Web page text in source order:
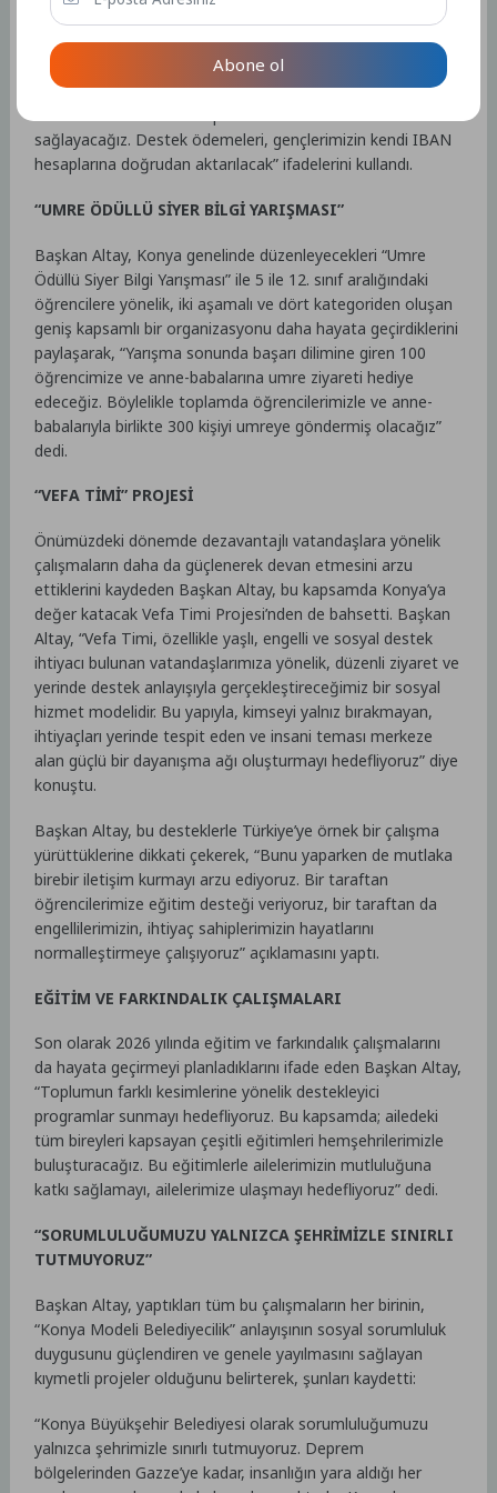
gençlerimizin bu mukaddes göreve gönül rahatlığıyla
gidebilmelerini sağlamanın sorumluluğuyla hareket
ediyoruz. Bu kapsamda, Konya il sınırları içerisinde ikamet
eden gençlerimize, zorunlu askerlik süreleri boyunca aylık
sağlayacağız. Destek ödemeleri, gençlerimizin kendi IBAN
hesaplarına doğrudan aktarılacak” ifadelerini kullandı.
“UMRE ÖDÜLLÜ SİYER BİLGİ YARIŞMASI”
Başkan Altay, Konya genelinde düzenleyecekleri “Umre
Ödüllü Siyer Bilgi Yarışması” ile 5 ile 12. sınıf aralığındaki
öğrencilere yönelik, iki aşamalı ve dört kategoriden oluşan
geniş kapsamlı bir organizasyonu daha hayata geçirdiklerini
paylaşarak, “Yarışma sonunda başarı dilimine giren 100
öğrencimize ve anne-babalarına umre ziyareti hediye
edeceğiz. Böylelikle toplamda öğrencilerimizle ve anne-
babalarıyla birlikte 300 kişiyi umreye göndermiş olacağız”
dedi.
“VEFA TİMİ” PROJESİ
Önümüzdeki dönemde dezavantajlı vatandaşlara yönelik
çalışmaların daha da güçlenerek devan etmesini arzu
ettiklerini kaydeden Başkan Altay, bu kapsamda Konya’ya
değer katacak Vefa Timi Projesi’nden de bahsetti. Başkan
Altay, “Vefa Timi, özellikle yaşlı, engelli ve sosyal destek
ihtiyacı bulunan vatandaşlarımıza yönelik, düzenli ziyaret ve
yerinde destek anlayışıyla gerçekleştireceğimiz bir sosyal
hizmet modelidir. Bu yapıyla, kimseyi yalnız bırakmayan,
ihtiyaçları yerinde tespit eden ve insani teması merkeze
alan güçlü bir dayanışma ağı oluşturmayı hedefliyoruz” diye
konuştu.
Başkan Altay, bu desteklerle Türkiye’ye örnek bir çalışma
yürüttüklerine dikkati çekerek, “Bunu yaparken de mutlaka
birebir iletişim kurmayı arzu ediyoruz. Bir taraftan
öğrencilerimize eğitim desteği veriyoruz, bir taraftan da
engellilerimizin, ihtiyaç sahiplerimizin hayatlarını
normalleştirmeye çalışıyoruz” açıklamasını yaptı.
EĞİTİM VE FARKINDALIK ÇALIŞMALARI
Son olarak 2026 yılında eğitim ve farkındalık çalışmalarını
da hayata geçirmeyi planladıklarını ifade eden Başkan Altay,
“Toplumun farklı kesimlerine yönelik destekleyici
programlar sunmayı hedefliyoruz. Bu kapsamda; ailedeki
tüm bireyleri kapsayan çeşitli eğitimleri hemşehrilerimizle
buluşturacağız. Bu eğitimlerle ailelerimizin mutluluğuna
katkı sağlamayı, ailelerimize ulaşmayı hedefliyoruz” dedi.
“SORUMLULUĞUMUZU YALNIZCA ŞEHRİMİZLE SINIRLI
TUTMUYORUZ”
Başkan Altay, yaptıkları tüm bu çalışmaların her birinin,
“Konya Modeli Belediyecilik” anlayışının sosyal sorumluluk
duygusunu güçlendiren ve genele yayılmasını sağlayan
kıymetli projeler olduğunu belirterek, şunları kaydetti:
“Konya Büyükşehir Belediyesi olarak sorumluluğumuzu
yalnızca şehrimizle sınırlı tutmuyoruz. Deprem
bölgelerinden Gazze’ye kadar, insanlığın yara aldığı her
Abone ol